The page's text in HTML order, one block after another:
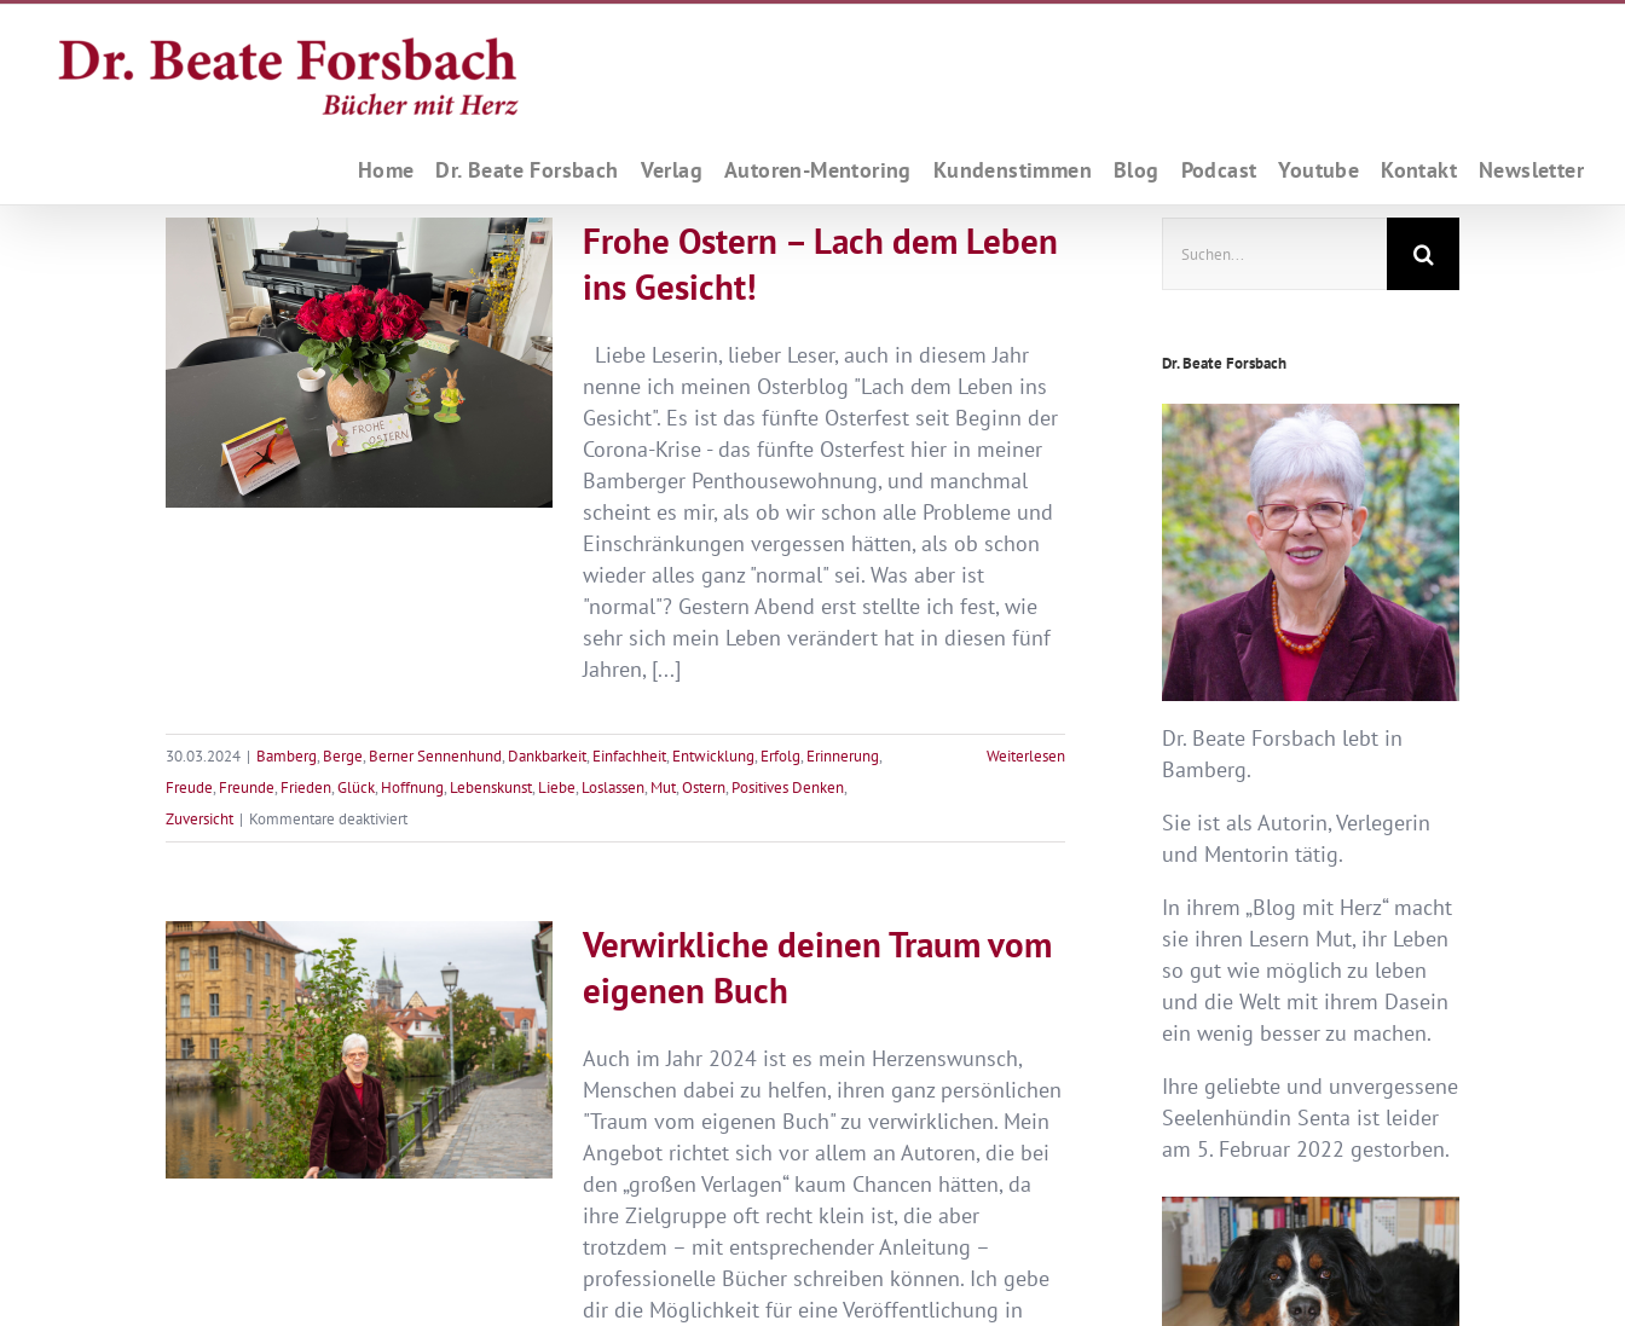
Zum
springen
Home Dr. Beate Forsbach Verlag Autoren-Mentoring Kundenstimmen Blog Podcast Youtube Kontakt Newsletter
Frohe Ostern – Lach dem Leben
ins Gesicht!
Liebe Leserin, lieber Leser, auch in diesem Jahr
nenne ich meinen Osterblog "Lach dem Leben ins
Gesicht". Es ist das fünfte Osterfest seit Beginn der
Corona-Krise - das fünfte Osterfest hier in meiner
Bamberger Penthousewohnung, und manchmal
scheint es mir, als ob wir schon alle Probleme und
Einschränkungen vergessen hätten, als ob schon
wieder alles ganz "normal" sei. Was aber ist
"normal"? Gestern Abend erst stellte ich fest, wie
sehr sich mein Leben verändert hat in diesen fünf
Jahren, [...]
30.03.2024 | Bamberg, Berge, Berner Sennenhund, Dankbarkeit, Einfachheit, Entwicklung, Erfolg, Erinnerung,
Freude, Freunde, Frieden,Glück, Hoffnung, Lebenskunst, Liebe, Loslassen, Mut,Ostern, Positives Denken,
Zuversicht | Kommentare deaktiviertfür
Frohe
Leben
ins
Gesicht!
Weiterlesen
Verwirkliche deinen Traum vom
eigenen Buch
Auch im Jahr 2024 ist es mein Herzenswunsch,
Menschen dabei zu helfen, ihren ganz persönlichen
"Traum vom eigenen Buch" zu verwirklichen. Mein
Angebot richtet sich vor allem an Autoren, die bei
den „großen Verlagen“ kaum Chancen hätten, da
ihre Zielgruppe oft recht klein ist, die aber
trotzdem – mit entsprechender Anleitung –
professionelle Bücher schreiben können. Ich gebe
dir die Möglichkeit für eine Veröffentlichung in
nach:
Dr. Beate Forsbach
Dr. Beate Forsbach lebt in
Bamberg.
Sie ist als Autorin, Verlegerin
und Mentorin tätig.
In ihrem „Blog mit Herz“ macht
sie ihren Lesern Mut, ihr Leben
so gut wie möglich zu leben
und die Welt mit ihrem Dasein
ein wenig besser zu machen.
Ihre geliebte und unvergessene
Seelenhündin Senta ist leider
am 5. Februar 2022 gestorben.